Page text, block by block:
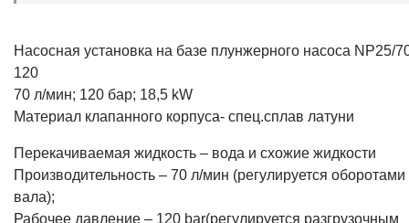
Насосная установка на базе плунжерного насоса NP25/
120
70 л/мин; 120 бар; 18,5 kW
Материал клапанного корпуса- спец.сплав латуни
Перекачиваемая жидкость – вода и схожие жидкости
Производительность – 70 л/мин (регулируется оборотами
вала);
Рабочее давление – 120 bar(регулируется разгрузочным